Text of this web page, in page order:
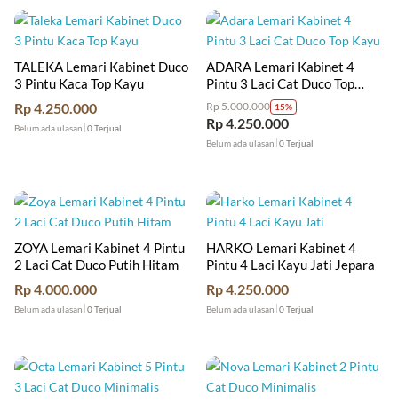
TALEKA Lemari Kabinet Duco
3 Pintu Kaca Top Kayu
Rp4.250.000
Belum ada ulasan 0 Terjual
ADARA Lemari Kabinet 4
Pintu 3 Laci Cat Duco Top
Kayu
Rp5.000.000 15%
Rp4.250.000
Belum ada ulasan 0 Terjual
ZOYA Lemari Kabinet 4 Pintu
2 Laci Cat Duco Putih Hitam
Rp4.000.000
Belum ada ulasan 0 Terjual
HARKO Lemari Kabinet 4
Pintu 4 Laci Kayu Jati Jepara
Rp4.250.000
Belum ada ulasan 0 Terjual